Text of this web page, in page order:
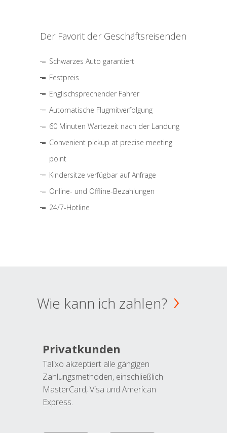
Der Favorit der Geschäftsreisenden
Schwarzes Auto garantiert
Festpreis
Englischsprechender Fahrer
Automatische Flugmitverfolgung
60 Minuten Wartezeit nach der Landung
Convenient pickup at precise meeting
point
Kindersitze verfügbar auf Anfrage
Online- und Offline-Bezahlungen
24/7-Hotline
Wie kann ich zahlen?
Privatkunden
Talixo akzeptiert alle gängigen
Zahlungsmethoden, einschließlich
MasterCard, Visa und American
Express.